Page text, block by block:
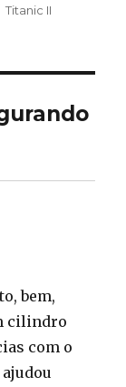
Categorias
Titanic II
bem,
cilindro
com o